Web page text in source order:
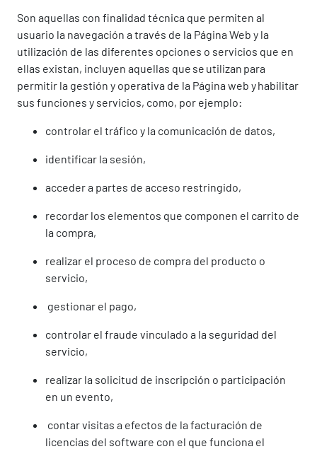
Son aquellas con finalidad técnica que permiten al
usuario la navegación a través de la Página Web y la
utilización de las diferentes opciones o servicios que en
ellas existan, incluyen aquellas que se utilizan para
permitir la gestión y operativa de la Página web y habilitar
sus funciones y servicios, como, por ejemplo:
controlar el tráfico y la comunicación de datos,
identificar la sesión,
acceder a partes de acceso restringido,
recordar los elementos que componen el carrito de
la compra,
realizar el proceso de compra del producto o
servicio,
gestionar el pago,
controlar el fraude vinculado a la seguridad del
servicio,
realizar la solicitud de inscripción o participación
en un evento,
contar visitas a efectos de la facturación de
licencias del software con el que funciona el